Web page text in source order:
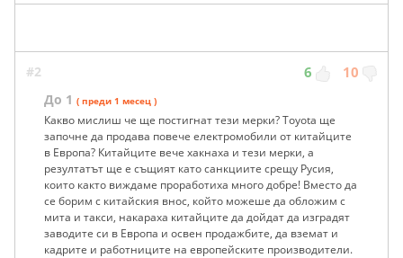
#2 6 10
До 1 ( преди 1 месец )
Какво мислиш че ще постигнат тези мерки? Toyota ще
започне да продава повече електромобили от китайците
в Европа? Китайците вече хакнаха и тези мерки, а
резултатът ще е същият като санкциите срещу Русия,
които както виждаме проработиха много добре! Вместо да
се борим с китайския внос, който можеше да обложим с
мита и такси, накараха китайците да дойдат да изградят
заводите си в Европа и освен продажбите, да вземат и
кадрите и работниците на европейските производители.